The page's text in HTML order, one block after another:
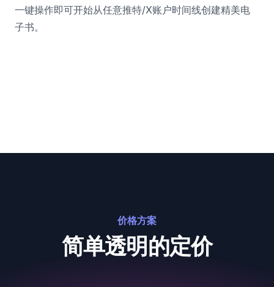
一键操作即可开始从任意推特/X账户时间线创建精美电
子书。
价格方案
简单透明的定价